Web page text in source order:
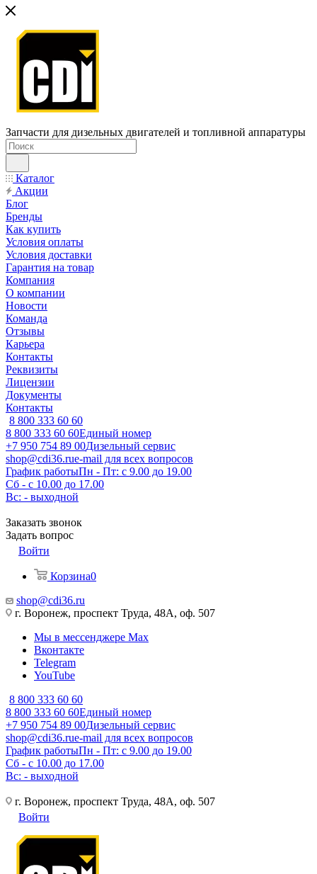
Запчасти для дизельных двигателей и топливной аппаратуры
Каталог
Акции
Блог
Бренды
Как купить
Условия оплаты
Условия доставки
Гарантия на товар
Компания
О компании
Новости
Команда
Отзывы
Карьера
Контакты
Реквизиты
Лицензии
Документы
Контакты
8 800 333 60 60
8 800 333 60 60Единый номер
+7 950 754 89 00Дизельный сервис
shop@cdi36.rue-mail для всех вопросов
График работыПн - Пт: с 9.00 до 19.00
Сб - с 10.00 до 17.00
Вс: - выходной
Заказать звонок
Задать вопрос
Войти
Корзина0
shop@cdi36.ru
г. Воронеж, проспект Труда, 48А, оф. 507
Мы в мессенджере Max
Вконтакте
Telegram
YouTube
8 800 333 60 60
8 800 333 60 60Единый номер
+7 950 754 89 00Дизельный сервис
shop@cdi36.rue-mail для всех вопросов
График работыПн - Пт: с 9.00 до 19.00
Сб - с 10.00 до 17.00
Вс: - выходной
г. Воронеж, проспект Труда, 48А, оф. 507
Войти